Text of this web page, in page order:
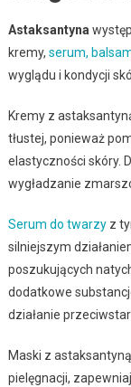
Astaksantyna
kremy, serum,
wyglądu i kondycji
Kremy z
tłustej, ponieważ
elastyczności skóry.
wygładzanie
Serum do twarzyz
silniejszym
poszukujących
dodatkowe
działanie
Maski z
pielęgnacji,